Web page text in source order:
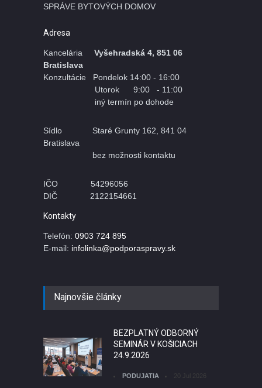
SPRÁVE BYTOVÝCH DOMOV
Adresa
Kancelária Vyšehradská 4, 851 06
Bratislava
Konzultácie Pondelok 14:00 - 16:00
Utorok 9:00 - 11:00
iný termín po dohode
Sídlo Staré Grunty 162, 841 04
Bratislava
bez možnosti kontaktu
IČO 54296056
DIČ 2122154661
Kontakty
Telefón: 0903 724 895
E-mail: infolinka@podporaspravy.sk
Najnovšie články
BEZPLATNÝ ODBORNÝ
SEMINÁR V KOŠICIACH
24.9.2026
PODUJATIA 20 Jul 2026